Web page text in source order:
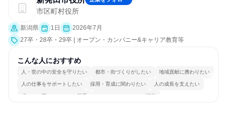
市区町村役所
新潟県 1日
2026年7月
27卒・28卒・29卒 | オープン・カンパニー&キャリア教育等
こんな人におすすめ
人・世の中の安全を守りたい 都市・街づくりがしたい 地域貢献に携わりたい
人の仕事をサポートしたい 採用・育成に関わりたい 人の成長を支えたい
穏やかで互いのペースを尊重 コミュニケーションが活発